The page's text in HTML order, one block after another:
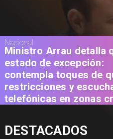
Nacional
Ministro Arrau detalla
estado de excepción:
contempla toques de
restricciones y
telefónicas en zonas
DESTACADOS